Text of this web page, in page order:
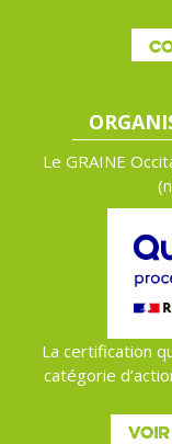
Le GRAINE
La certification
catégorie